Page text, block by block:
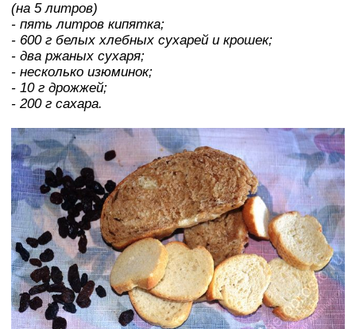
(на 5 литров)
- пять литров кипятка;
- 600 г белых хлебных сухарей и крошек;
- два ржаных сухаря;
- несколько изюминок;
- 10 г дрожжей;
- 200 г сахара.